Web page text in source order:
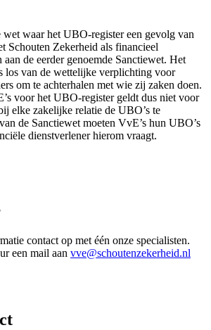
waar het UBO-register een gevolg van
Schouten Zekerheid als financieel
de eerder genoemde Sanctiewet. Het
los van de wettelijke verplichting voor
om te achterhalen met wie zij zaken doen.
voor het UBO-register geldt dus niet voor
elke zakelijke relatie de UBO’s te
de Sanctiewet moeten VvE’s hun UBO’s
dienstverlener hierom vraagt.
contact op met één onze specialisten.
een mail aan vve@schoutenzekerheid.nl